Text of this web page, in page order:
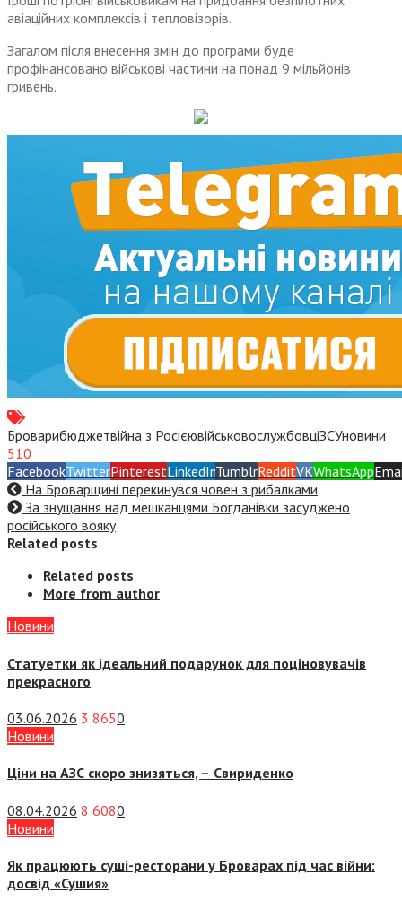
авіаційних комплексів і тепловізорів.
Загалом після внесення змін до програми буде
профінансовано військові частини на понад 9 мільйонів
гривень.
Броварибюджетвійна з РосієювійськовослужбовціЗСУновини
510
FacebookTwitterPinterestLinkedInTumblrRedditVKWhatsApp
На Броварщині перекинувся човен з рибалками
За знущання над мешканцями Богданівки засуджено
російського вояку
Related posts
Related posts
More from author
Новини
Статуетки як ідеальний подарунок для поціновувачів
прекрасного
03.06.2026 3 8650
Новини
Ціни на АЗС скоро знизяться, – Свириденко
08.04.2026 8 6080
Новини
Як працюють суші-ресторани у Броварах під час війни:
досвід «Сушия»